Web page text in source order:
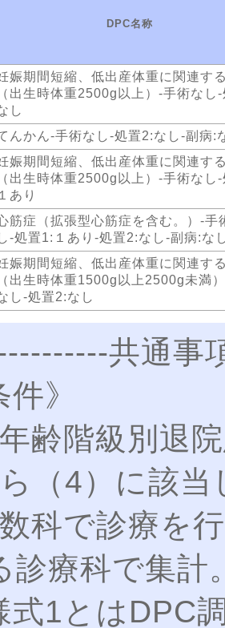
DPC名称
娠期間短縮、低出産体重に関連す
（出生時体重2500g以上）-手術なし
し
んかん-手術なし-処置2:なし-副病:
娠期間短縮、低出産体重に関連す
（出生時体重2500g以上）-手術なし
１あり
筋症（拡張型心筋症を含む。）-手
-処置1:１あり-処置2:なし-副病:な
娠期間短縮、低出産体重に関連す
（出生時体重1500g以上2500g未満
し-処置2:なし
共通事
》
年齢階級別退
ら（4）に該
数科で診療を
診療科で集計
とはDPC調